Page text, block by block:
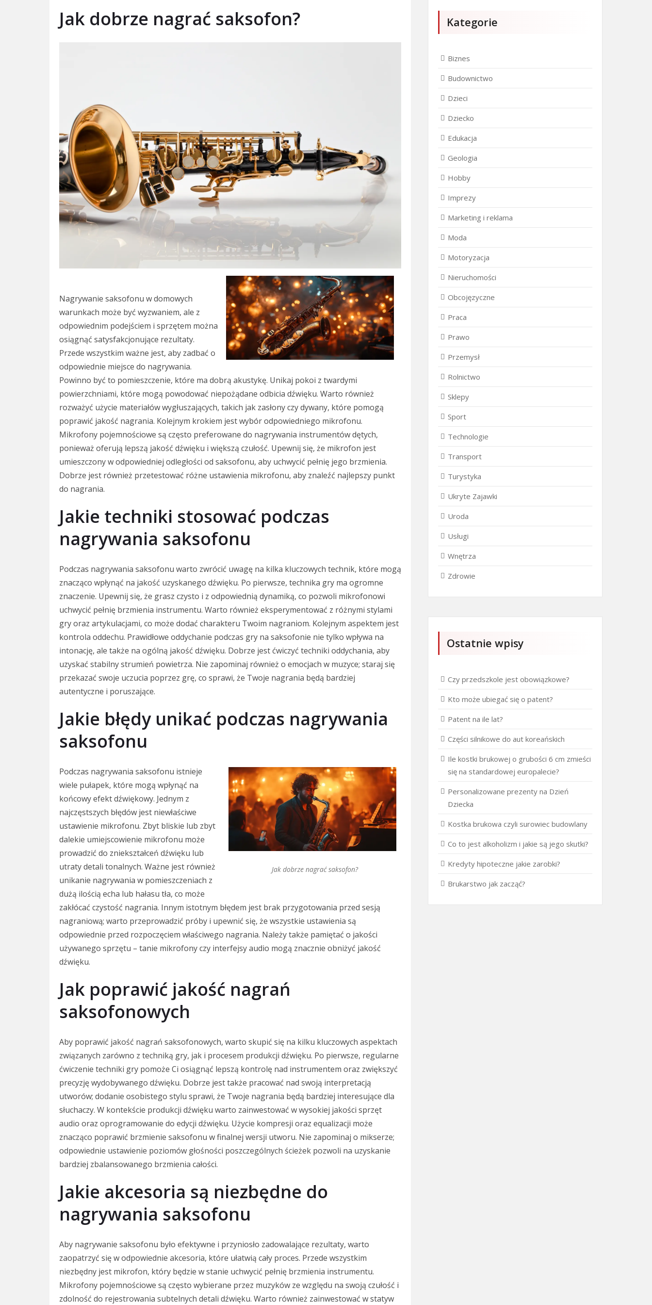
Jak dobrze nagrać saksofon?
Nagrywanie saksofonu w domowych
warunkach może być wyzwaniem, ale z
odpowiednim podejściem i sprzętem można
osiągnąć satysfakcjonujące rezultaty.
Przede wszystkim ważne jest, aby zadbać o
odpowiednie miejsce do nagrywania.
Powinno być to pomieszczenie, które ma dobrą akustykę. Unikaj pokoi z twardymi
powierzchniami, które mogą powodować niepożądane odbicia dźwięku. Warto również
rozważyć użycie materiałów wygłuszających, takich jak zasłony czy dywany, które pomogą
poprawić jakość nagrania. Kolejnym krokiem jest wybór odpowiedniego mikrofonu.
Mikrofony pojemnościowe są często preferowane do nagrywania instrumentów dętych,
ponieważ oferują lepszą jakość dźwięku i większą czułość. Upewnij się, że mikrofon jest
umieszczony w odpowiedniej odległości od saksofonu, aby uchwycić pełnię jego brzmienia.
Dobrze jest również przetestować różne ustawienia mikrofonu, aby znaleźć najlepszy punkt
do nagrania.
Jakie techniki stosować podczas
nagrywania saksofonu
Podczas nagrywania saksofonu warto zwrócić uwagę na kilka kluczowych technik, które mogą
znacząco wpłynąć na jakość uzyskanego dźwięku. Po pierwsze, technika gry ma ogromne
znaczenie. Upewnij się, że grasz czysto i z odpowiednią dynamiką, co pozwoli mikrofonowi
uchwycić pełnię brzmienia instrumentu. Warto również eksperymentować z różnymi stylami
gry oraz artykulacjami, co może dodać charakteru Twoim nagraniom. Kolejnym aspektem jest
kontrola oddechu. Prawidłowe oddychanie podczas gry na saksofonie nie tylko wpływa na
intonację, ale także na ogólną jakość dźwięku. Dobrze jest ćwiczyć techniki oddychania, aby
uzyskać stabilny strumień powietrza. Nie zapominaj również o emocjach w muzyce; staraj się
przekazać swoje uczucia poprzez grę, co sprawi, że Twoje nagrania będą bardziej
autentyczne i poruszające.
Jakie błędy unikać podczas nagrywania
saksofonu
Jak dobrze nagrać saksofon?
Podczas nagrywania saksofonu istnieje
wiele pułapek, które mogą wpłynąć na
końcowy efekt dźwiękowy. Jednym z
najczęstszych błędów jest niewłaściwe
ustawienie mikrofonu. Zbyt bliskie lub zbyt
dalekie umiejscowienie mikrofonu może
prowadzić do zniekształceń dźwięku lub
utraty detali tonalnych. Ważne jest również
unikanie nagrywania w pomieszczeniach z
dużą ilością echa lub hałasu tła, co może
zakłócać czystość nagrania. Innym istotnym błędem jest brak przygotowania przed sesją
nagraniową; warto przeprowadzić próby i upewnić się, że wszystkie ustawienia są
odpowiednie przed rozpoczęciem właściwego nagrania. Należy także pamiętać o jakości
używanego sprzętu – tanie mikrofony czy interfejsy audio mogą znacznie obniżyć jakość
dźwięku.
Jak poprawić jakość nagrań
saksofonowych
Aby poprawić jakość nagrań saksofonowych, warto skupić się na kilku kluczowych aspektach
związanych zarówno z techniką gry, jak i procesem produkcji dźwięku. Po pierwsze, regularne
ćwiczenie techniki gry pomoże Ci osiągnąć lepszą kontrolę nad instrumentem oraz zwiększyć
precyzję wydobywanego dźwięku. Dobrze jest także pracować nad swoją interpretacją
utworów; dodanie osobistego stylu sprawi, że Twoje nagrania będą bardziej interesujące dla
słuchaczy. W kontekście produkcji dźwięku warto zainwestować w wysokiej jakości sprzęt
audio oraz oprogramowanie do edycji dźwięku. Użycie kompresji oraz equalizacji może
znacząco poprawić brzmienie saksofonu w finalnej wersji utworu. Nie zapominaj o mikserze;
odpowiednie ustawienie poziomów głośności poszczególnych ścieżek pozwoli na uzyskanie
bardziej zbalansowanego brzmienia całości.
Jakie akcesoria są niezbędne do
nagrywania saksofonu
Aby nagrywanie saksofonu było efektywne i przyniosło zadowalające rezultaty, warto
zaopatrzyć się w odpowiednie akcesoria, które ułatwią cały proces. Przede wszystkim
niezbędny jest mikrofon, który będzie w stanie uchwycić pełnię brzmienia instrumentu.
Mikrofony pojemnościowe są często wybierane przez muzyków ze względu na swoją czułość i
zdolność do rejestrowania subtelnych detali dźwięku. Warto również zainwestować w statyw
Kategorie
Biznes
Budownictwo
Dzieci
Dziecko
Edukacja
Geologia
Hobby
Imprezy
Marketing i reklama
Moda
Motoryzacja
Nieruchomości
Obcojęzyczne
Praca
Prawo
Przemysł
Rolnictwo
Sklepy
Sport
Technologie
Transport
Turystyka
Ukryte Zajawki
Uroda
Usługi
Wnętrza
Zdrowie
Ostatnie wpisy
Czy przedszkole jest obowiązkowe?
Kto może ubiegać się o patent?
Patent na ile lat?
Części silnikowe do aut koreańskich
Ile kostki brukowej o grubości 6 cm zmieści
się na standardowej europalecie?
Personalizowane prezenty na Dzień
Dziecka
Kostka brukowa czyli surowiec budowlany
Co to jest alkoholizm i jakie są jego skutki?
Kredyty hipoteczne jakie zarobki?
Brukarstwo jak zacząć?